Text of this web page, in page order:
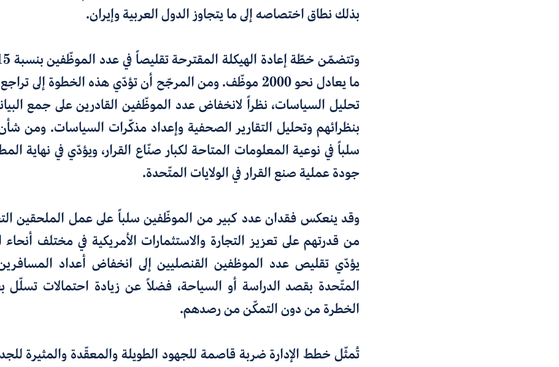
بذلك نطاق اختصاصه إلى ما يتجاوز الدول العربية وإيران.
وتتضمّن خطّة إعادة الهيكلة المقترحةتقليصاً
ما يعادل نحو 2000 موظّف. ومن المرجّح أن تؤدّي هذه الخطوة
إلى
تحليل السياسات، نظراً لانخفاض عدد الموظّفين القادرين على جمع
بنظرائهم وتحليل التقارير الصحفية وإعداد مذكّرات السياسات. ومن
سلباً في نوعية المعلومات المتاحة لكبار صنّاع القرار، ويؤدّي في نهاية
جودة عملية صنع القرار في الولايات المتّحدة.
وقد ينعكس فقدان عدد كبير من الموظّفين سلباً على عمل الملحقين
من قدرتهم على تعزيز التجارة والاستثمارات الأمريكية في مختلف
يؤدّي تقليص عدد الموظفين القنصليين إلى انخفاض أعداد المسافرين
المتّحدة بقصد الدراسة أو السياحة، فضلاً عن زيادة احتمالات تسلّل
الخطرة من دون التمكّن من رصدهم.
تُمثّل خطط الإدارة ضربة قاصمة للجهود الطويلة والمعقّدة والمثيرة